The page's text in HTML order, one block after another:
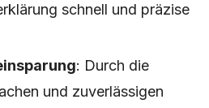
schnell und präzise
: Durch die
und zuverlässigen